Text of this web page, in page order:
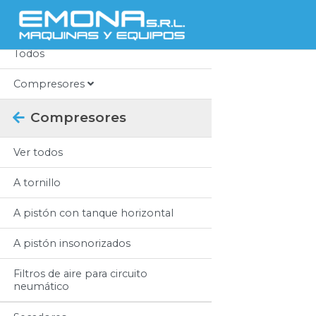
Categorias
Todos
Compresores
Compresores
Ver todos
A tornillo
A pistón con tanque horizontal
A pistón insonorizados
Filtros de aire para circuito
neumático